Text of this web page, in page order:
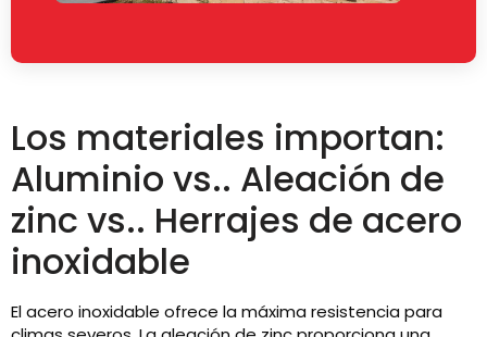
Los materiales importan:
Aluminio vs.. Aleación de
zinc vs.. Herrajes de acero
inoxidable
El acero inoxidable ofrece la máxima resistencia para